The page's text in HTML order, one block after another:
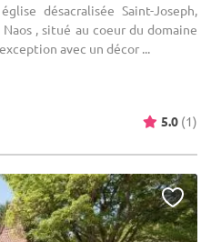
désacralisée Saint-Joseph,
, situé au coeur du domaine
avec un décor ...
5.0 (1)